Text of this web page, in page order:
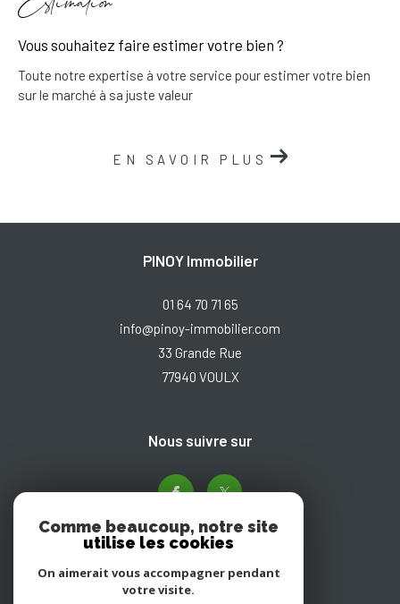
Vous souhaitez faire estimer votre bien ?
Toute notre expertise à votre service pour estimer votre bien
sur le marché à sa juste valeur
EN SAVOIR PLUS
PINOY Immobilier
01 64 70 71 65
info@pinoy-immobilier.com
33 Grande Rue
77940
VOULX
nous suivre sur
Comme beaucoup, notre site
utilise les cookies
On aimerait vous accompagner pendant
votre visite.